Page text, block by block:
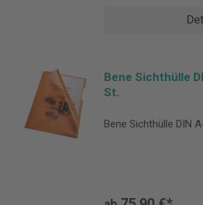
Bene Sichthülle
St.
Bene Sichthülle DIN